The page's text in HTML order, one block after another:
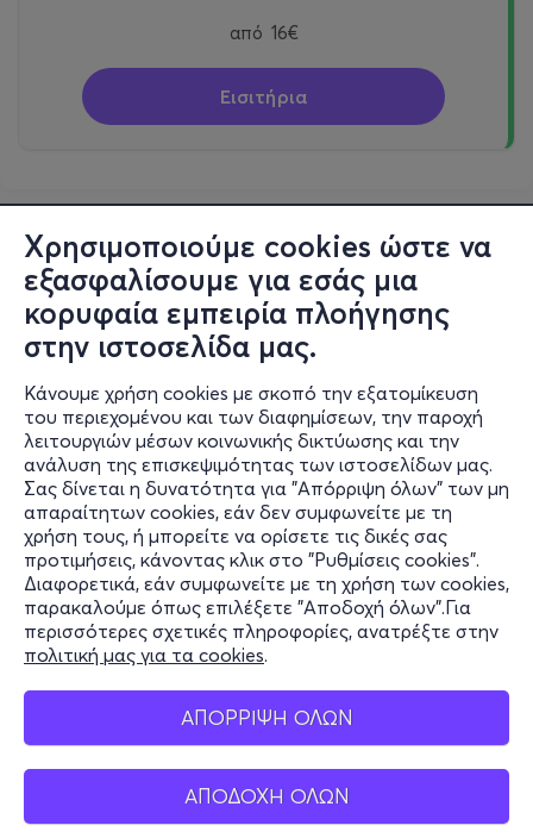
Χρησιμοποιούμε cookies ώστε να
εξασφαλίσουμε για εσάς μια
κορυφαία εμπειρία πλοήγησης
στην ιστοσελίδα μας.
Κάνουμε χρήση cookies με σκοπό την εξατομίκευση
του περιεχομένου και των διαφημίσεων, την παροχή
λειτουργιών μέσων κοινωνικής δικτύωσης και την
ανάλυση της επισκεψιμότητας των ιστοσελίδων μας.
Σας δίνεται η δυνατότητα για "Απόρριψη όλων" των μη
απαραίτητων cookies, εάν δεν συμφωνείτε με τη
χρήση τους, ή μπορείτε να ορίσετε τις δικές σας
προτιμήσεις, κάνοντας κλικ στο "Ρυθμίσεις cookies".
Διαφορετικά, εάν συμφωνείτε με τη χρήση των cookies,
παρακαλούμε όπως επιλέξετε "Αποδοχή όλων".Για
περισσότερες σχετικές πληροφορίες, ανατρέξτε στην
πολιτική μας για τα cookies.
ΑΠΟΡΡΙΨΗ ΟΛΩΝ
ΑΠΟΔΟΧΗ ΟΛΩΝ
από 16€
Εισιτήρια
Πληροφορίες
Υποστήριξη
Stay Connected
Mobile app